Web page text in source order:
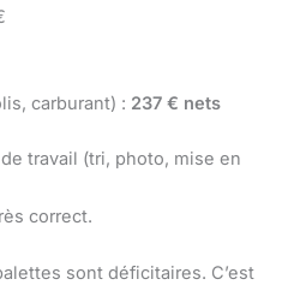
carburant) : 237 € nets
travail (tri, photo, mise en
correct.
sont déficitaires. C’est